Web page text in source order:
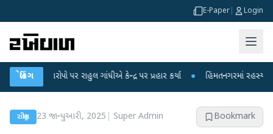
E-Paper Login
બ્રેકિંગ
આરોપો પર રાહુલ ગાંધીએ કેન્દ્ર પર પ્રહાર કર્યા ● હિંમતનગરમાં રહસ્યમય
રાષ્ટ્રીય 23 જાન્યુઆરી, 2025 Super Admin Bookmark